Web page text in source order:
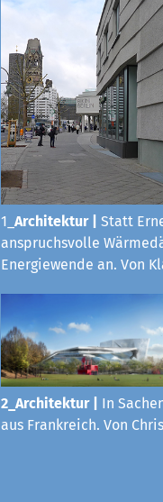
1_ Architektur|
Statt
anspruchsvolle
Energiewende an. Von
2_Architektur |
In
aus Frankreich. Von